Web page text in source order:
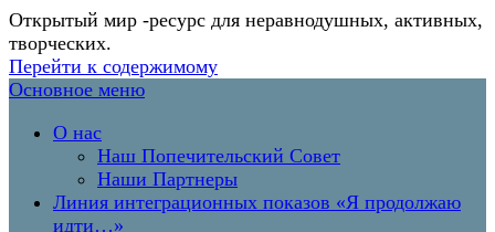
Открытый мир -ресурс для неравнодушных, активных,
творческих.
Перейти к содержимому
Основное меню
О нас
Наш Попечительский Совет
Наши Партнеры
Линия интеграционных показов «Я продолжаю
идти…»